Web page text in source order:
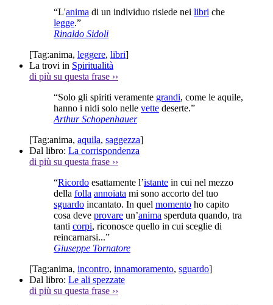
“L'anima di un individuo risiede nei libri che
legge.”
Rinaldo Sidoli
[Tag:anima, leggere, libri]
La trovi in Spiritualità
di più su questa frase ››
“Solo gli spiriti veramente grandi, come le aquile,
hanno i nidi solo nelle vette deserte.”
Arthur Schopenhauer
[Tag:anima, aquila, saggezza]
Dal libro: La corrispondenza
di più su questa frase ››
“Ricordo esattamente l’istante in cui nel mezzo
della folla annoiata mi sono accorto del tuo
sguardo incantato. In quel momento ho capito
cosa deve provare un’anima sperduta quando, tra
tanti corpi, riconosce quello in cui sceglie di
reincarnarsi...”
Giuseppe Tornatore
[Tag:anima, incontro, innamoramento, sguardo]
Dal libro: Le ali spezzate
di più su questa frase ››